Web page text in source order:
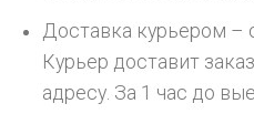
Доставка курьером –
Курьер доставит
адресу. За 1 час до